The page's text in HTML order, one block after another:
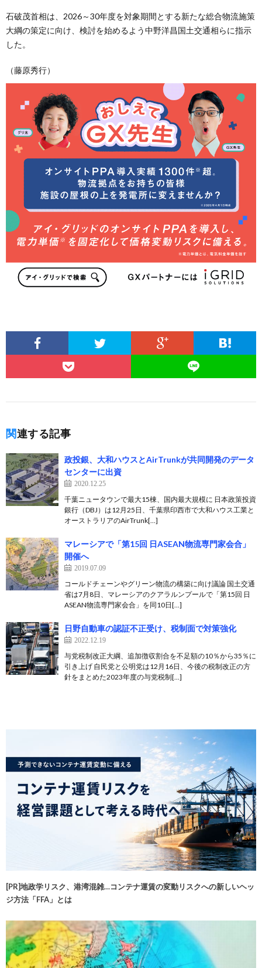
石破茂首相は、2026～30年度を対象期間とする新たな総合物流施策
大綱の策定に向け、検討を始めるよう中野洋昌国土交通相らに指示
した。
（藤原秀行）
関連する記事
政投銀、大和ハウスとAirTrunkが共同開発のデータ
センターに出資
2020.12.25
千葉ニュータウンで最大15棟、国内最大規模に 日本政策投資
銀行（DBJ）は12月25日、千葉県印西市で大和ハウス工業と
オーストラリアのAirTrunk[…]
マレーシアで「第15回 日ASEAN物流専門家会合」
開催へ
2019.07.09
コールドチェーンやグリーン物流の構築に向け議論 国土交通
省は7月8日、マレーシアのクアラルンプールで「第15回 日
ASEAN物流専門家会合」を同10日[…]
日野自動車の認証不正受け、税制面で対策強化
2022.12.19
与党税制改正大綱、追加徴収割合を不足額の10％から35％に
引き上げ 自民党と公明党は12月16日、今後の税制改正の方
針をまとめた2023年度の与党税制[…]
[PR]地政学リスク、港湾混雑…コンテナ運賃の変動リスクへの新しいヘッ
ジ方法「FFA」とは